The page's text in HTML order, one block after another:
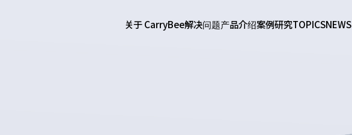
关于 CarryBee解决问题产品介绍案例研究TOPICSNEWS